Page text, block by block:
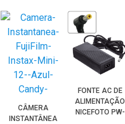
CÂMERA
INSTANTÂNEA
FONTE AC DE
ALIMENTAÇÃO
NICEFOTO PW-